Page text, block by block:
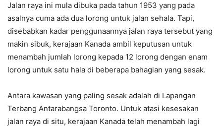
Jalan raya ini mula dibuka pada tahun 1953 yang pada
asalnya cuma ada dua lorong untuk jalan sehala. Tapi,
disebabkan kadar penggunaannya jalan raya tersebut yang
makin sibuk, kerajaan Kanada ambil keputusan untuk
menambah jumlah lorong kepada 12 lorong dengan enam
lorong untuk satu hala di beberapa bahagian yang sesak.
Antara kawasan yang paling sesak adalah di Lapangan
Terbang Antarabangsa Toronto. Untuk atasi kesesakan
jalan raya di situ, kerajaan Kanada telah menambah lagi